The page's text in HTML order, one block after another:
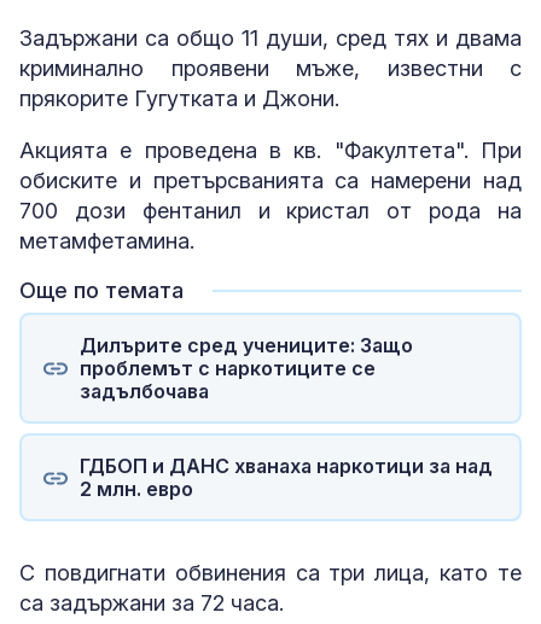
Задържани са общо 11 души, сред тях и двама
криминално проявени мъже, известни с
прякорите Гугутката и Джони.
Акцията е проведена в кв. "Факултета". При
обиските и претърсванията са намерени над
700 дози фентанил и кристал от рода на
метамфетамина.
Още по темата
Дилърите сред учениците: Защо
проблемът с наркотиците се
задълбочава
ГДБОП и ДАНС хванаха наркотици за над
2 млн. евро
С повдигнати обвинения са три лица, като те
са задържани за 72 часа.